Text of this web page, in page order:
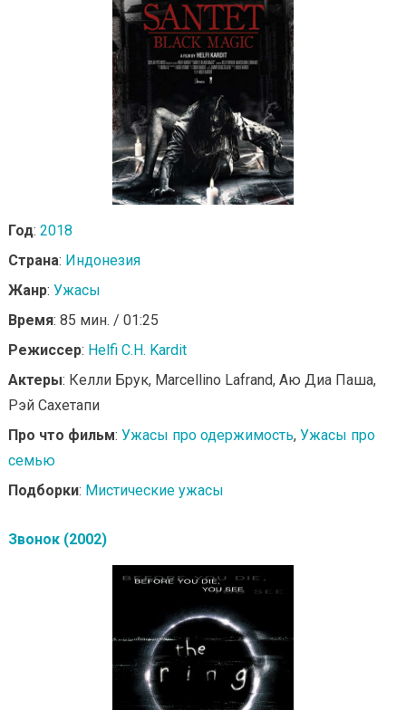
Год: 2018
Страна: Индонезия
Жанр: Ужасы
Время: 85 мин. / 01:25
Режиссер: Helfi C.H. Kardit
Актеры: Келли Брук, Marcellino Lafrand, Аю Диа Паша,
Рэй Сахетапи
Про что фильм: Ужасы про одержимость, Ужасы про
семью
Подборки: Мистические ужасы
Звонок (2002)